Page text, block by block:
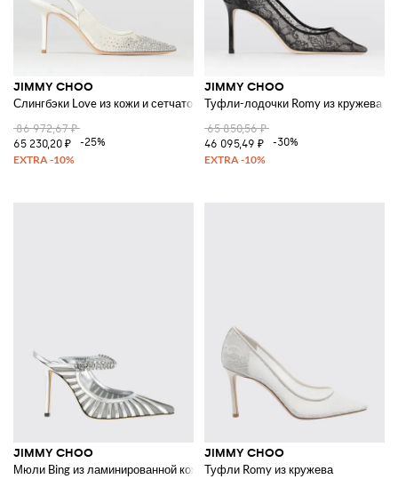
JIMMY CHOO
Слингбэки Love из кожи и сетчатого нейлона с кристаллами
86 972,67 ₽
65 230,20 ₽
-25%
JIMMY CHOO
Туфли-лодочки Romy из кружева
65 850,56 ₽
46 095,49 ₽
-30%
JIMMY CHOO
Мюли Bing из ламинированной кожи и сетчатого нейлона со стразами
JIMMY CHOO
Туфли Romy из кружева